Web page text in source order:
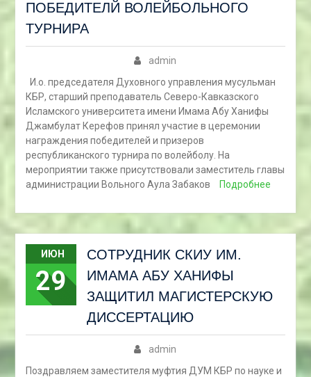
ПОБЕДИТЕЛЙ ВОЛЕЙБОЛЬНОГО
ТУРНИРА
admin
И.о. председателя Духовного управления мусульман
КБР, старший преподаватель Северо-Кавказского
Исламского университета имени Имама Абу Ханифы
Джамбулат Керефов принял участие в церемонии
награждения победителей и призеров
республиканского турнира по волейболу. На
мероприятии также присутствовали заместитель главы
администрации Вольного Аула Забаков
Подробнее
ИЮН
29
СОТРУДНИК СКИУ ИМ.
ИМАМА АБУ ХАНИФЫ
ЗАЩИТИЛ МАГИСТЕРСКУЮ
ДИССЕРТАЦИЮ
admin
Поздравляем заместителя муфтия ДУМ КБР по науке и